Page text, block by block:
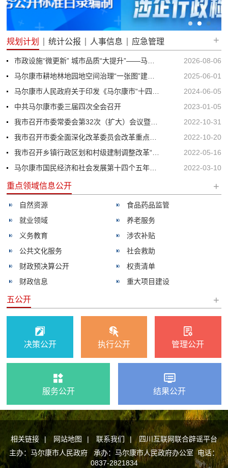
规划计划 统计公报 人事信息 应急管理 +
2026-08-06
2025-06-01
2024-06-05
中共马尔康市委三届四次全会召开
2023-01-05
2022-10-31
2022-10-20
2022-05-16
2022-03-10
重点领域信息公开 +
自然资源
食品药品监管
就业领域
养老服务
义务教育
涉农补贴
公共文化服务
社会救助
财政预决算公开
权责清单
财政信息
重大项目建设
五公开 +
决策公开 执行公开 管理公开
服务公开 结果公开
相关链接 | 网站地图 | 联系我们 |
四川互联网联合辟谣平台
主办：马尔康市人民政府 承办：马尔康市人民政府办公室 电话：
0837-2821834